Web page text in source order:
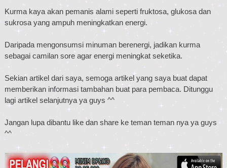
Kurma kaya akan pemanis alami seperti fruktosa, glukosa dan
sukrosa yang ampuh meningkatkan energi.
Daripada mengonsumsi minuman berenergi, jadikan kurma
sebagai camilan sore agar energi meningkat seketika.
Sekian artikel dari saya, semoga artikel yang saya buat dapat
memberikan informasi tambahan buat para pembaca. Ditunggu
lagi artikel selanjutnya ya guys ^^
Jangan lupa dibantu like dan share ke teman teman nya ya guys
^^